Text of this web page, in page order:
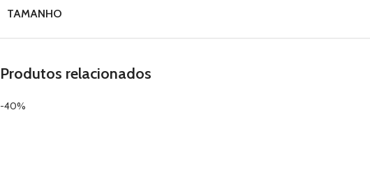
TAMANHO
Produtos relacionados
-40%